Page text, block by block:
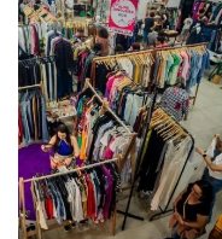
LAZER E CULTURA